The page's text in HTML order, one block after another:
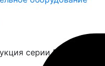
серии Pyramid.